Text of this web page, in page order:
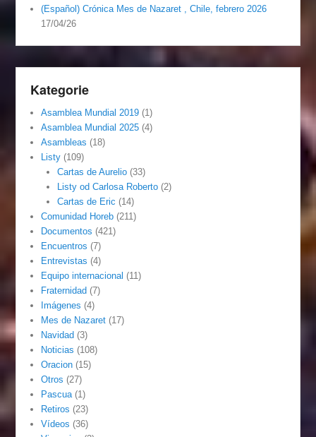
(Español) Crónica Mes de Nazaret , Chile, febrero 2026
17/04/26
Kategorie
Asamblea Mundial 2019 (1)
Asamblea Mundial 2025 (4)
Asambleas (18)
Listy (109)
Cartas de Aurelio(33)
Listy od Carlosa Roberto(2)
Cartas de Eric (14)
Comunidad Horeb (211)
Documentos (421)
Encuentros (7)
Entrevistas (4)
Equipo internacional (11)
Fraternidad (7)
Imágenes (4)
Mes de Nazaret (17)
Navidad (3)
Noticias (108)
Oracion (15)
Otros (27)
Pascua (1)
Retiros (23)
Vídeos (36)